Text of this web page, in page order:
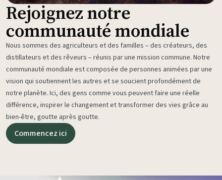
Rejoignez notre
communauté mondiale
Nous sommes des agriculteurs et des familles – des créateurs, des
distillateurs et des rêveurs – réunis par une mission commune. Notre
communauté mondiale est composée de personnes animées par une
vision qui soutiennent les autres et se soucient profondément de
notre planète. Ici, des gens comme vous peuvent faire une réelle
différence, inspirer le changement et transformer des vies grâce au
bien-être, goutte après goutte.
Commencez ici